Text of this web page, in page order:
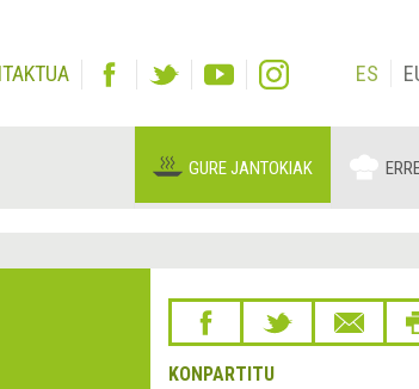
ES
GURE JANTOKIAK
KONPARTITU